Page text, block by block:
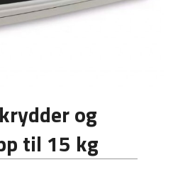
og
til 15 kg